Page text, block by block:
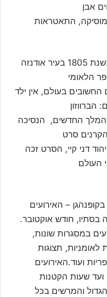
אבן
המוסיקה, התאטראות
הנס קריסטופר אנדרסן – נולד בשנת 1805 בעיר אודנזה
בעולם, אין ילד
הברווזון
החדשים, הנסיכה
דני קיי, הסרט זכה
העולם
– האירועים
בסתיו, חודש אוקטובר.
במסגרות שונות,
לאומניות, תצוגות
ועוד.האירועים
והמרשים בכל